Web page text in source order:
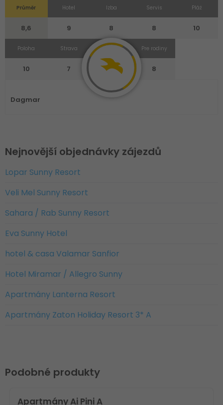
Průměr
8,6
Hotel
9
Izba
8
Servis
8
Pláž
10
Poloha
10
Strava
7
Zábava a šport
9
Pre rodiny
8
Dagmar
Nejnovější objednávky zájezdů
Lopar Sunny Resort
Veli Mel Sunny Resort
Sahara / Rab Sunny Resort
Eva Sunny Hotel
hotel & casa Valamar Sanfior
Hotel Miramar / Allegro Sunny
Apartmány Lanterna Resort
Apartmány Zaton Holiday Resort 3* A
Podobné produkty
Apartmány Ai Pini A